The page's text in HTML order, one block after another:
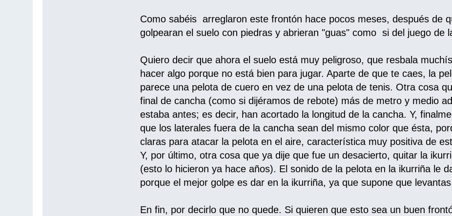
Como sabéis arreglaron este frontón hace pocos meses, después de
golpearan el suelo con piedras y abrieran "guas" como si del juego de
Quiero decir que ahora el suelo está muy peligroso, que resbala
hacer algo porque no está bien para jugar. Aparte de que te caes, la
parece una pelota de cuero en vez de una pelota de tenis. Otra cosa
final de cancha (como si dijéramos de rebote) más de metro y medio
estaba antes; es decir, han acortado la longitud de la cancha. Y,
que los laterales fuera de la cancha sean del mismo color que ésta,
claras para atacar la pelota en el aire, característica muy positiva de
Y, por último, otra cosa que ya dije que fue un desacierto, quitar la
(esto lo hicieron ya hace años). El sonido de la pelota en la ikurriña le
porque el mejor golpe es dar en la ikurriña, ya que supone que
En fin, por decirlo que no quede. Si quieren que esto sea un buen